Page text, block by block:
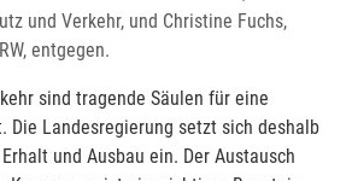
und Verkehr, und Christine Fuchs,
entgegen.
sind tragende Säulen für eine
Die Landesregierung setzt sich deshalb
und Ausbau ein. Der Austausch